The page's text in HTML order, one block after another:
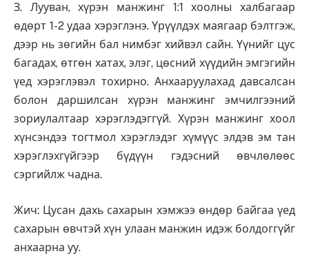
З. Лууван, хүрэн манжинг 1:1 хоолны халбагаар
өдөрт 1-2 удаа хэрэглэнэ. Үрүүлдэх маягаар бэлтгэж,
дээр нь зөгийн бал нимбэг хийвэл сайн. Үүнийг цус
багадах, өтгөн хатах, элэг, цөсний хүүдийн эмгэгийн
үед хэрэглэвэл тохирно. Анхааруулахад давсалсан
болон даршилсан хүрэн манжинг эмчилгээний
зориулалтаар хэрэглэдэггүй. Хүрэн манжинг хоол
хүнсэндээ тогтмол хэрэглэдэг хүмүүс элдэв эм тан
хэрэглэхгүйгээр бүдүүн гэдэсний өвчлөлөөс
сэргийлж чадна.
Жич: Цусан дахь сахарын хэмжээ өндөр байгаа үед
сахарын өвчтэй хүн улаан манжин идэж болдоггүйг
анхаарна уу.